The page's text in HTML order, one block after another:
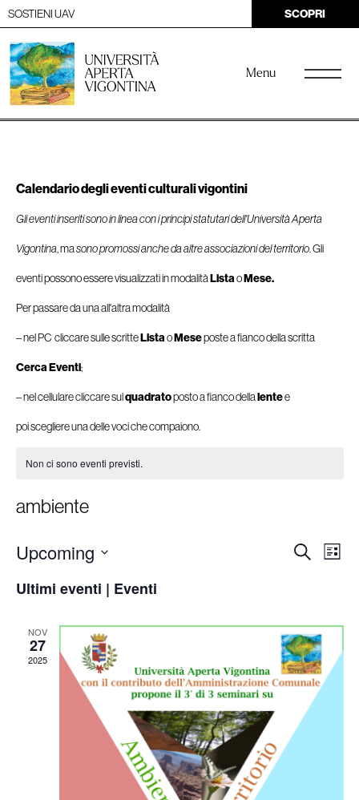
SOSTIENI UAV SCOPRI
Menu
Calendario degli eventi culturali vigontini
Gli eventi inseriti sono in linea con i principi statutari dell'Università Aperta
Vigontina, masono promossi anche da altre associazioni del territorio. Gli
eventi possono essere visualizzati in modalitàListaoMese.
Per passare da una all'altra modalità
– nel PC cliccare sulle scritteListaoMeseposte a fianco della scritta
Cerca Eventi;
– nel cellulare cliccare sulquadratoposto a fianco dellalentee
poi scegliere una delle voci che compaiono.
Non ci sono eventi previsti.
ambiente
Eventi
Ricerca
Cerca Lista
Upcoming
la
Ultimi eventi | Eventi
NOV
27
2025